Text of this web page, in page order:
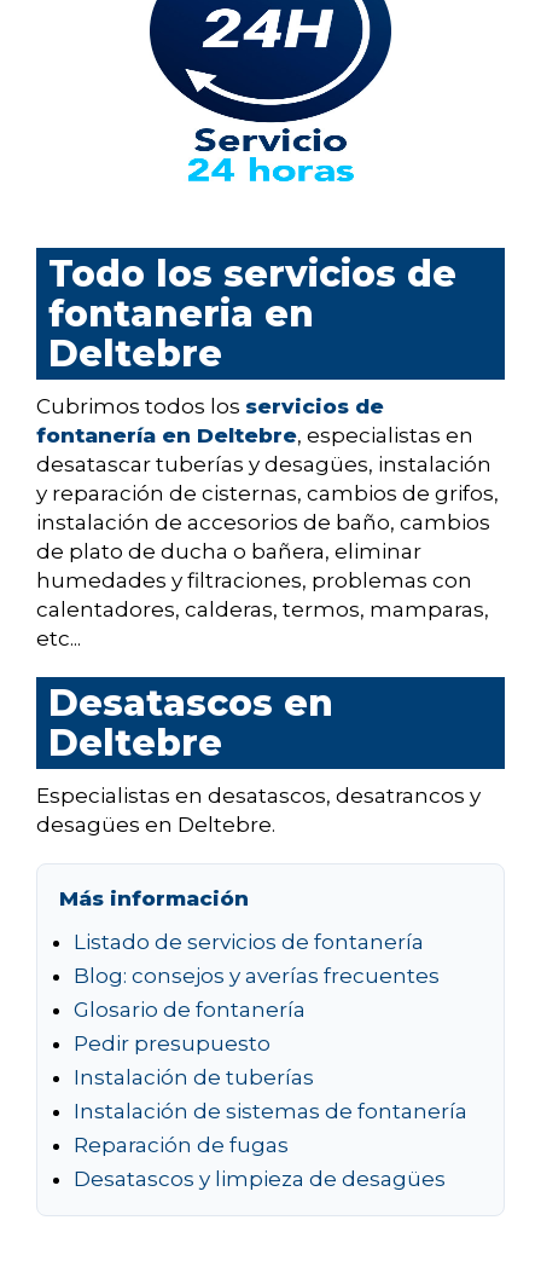
Todo los servicios de
fontaneria en
Deltebre
Cubrimos todos los servicios de
fontanería en Deltebre, especialistas en
desatascar tuberías y desagües, instalación
y reparación de cisternas, cambios de grifos,
instalación de accesorios de baño, cambios
de plato de ducha o bañera, eliminar
humedades y filtraciones, problemas con
calentadores, calderas, termos, mamparas,
etc...
Desatascos en
Deltebre
Especialistas en desatascos, desatrancos y
desagües en Deltebre.
Más información
Listado de servicios de fontanería
Blog: consejos y averías frecuentes
Glosario de fontanería
Pedir presupuesto
Instalación de tuberías
Instalación de sistemas de fontanería
Reparación de fugas
Desatascos y limpieza de desagües